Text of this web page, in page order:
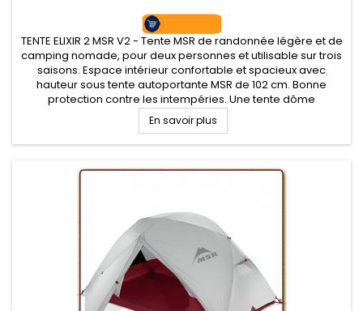
TENTE ELIXIR 2 MSR V2 - Tente MSR de randonnée légère et de
camping nomade, pour deux personnes et utilisable sur trois
saisons. Espace intérieur confortable et spacieux avec
hauteur sous tente autoportante MSR de 102 cm. Bonne
protection contre les intempéries. Une tente dôme
autoportante d'un très bon rapport qualité/prix. Tapis de sol
fourni.
En savoir plus